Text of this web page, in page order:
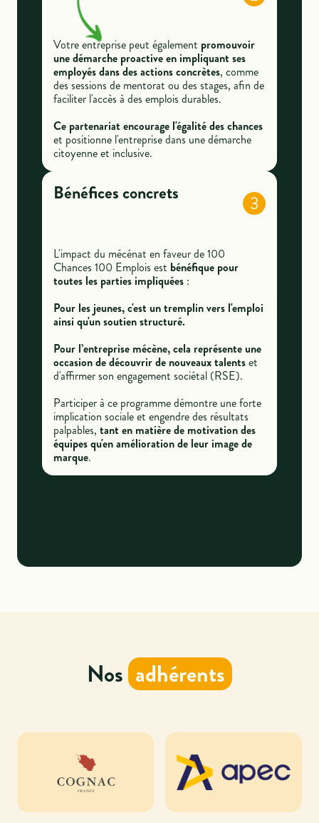
Votre entreprise peut également promouvoir
une démarche proactive en impliquant ses
employés dans des actions concrètes, comme
des sessions de mentorat ou des stages, afin de
faciliter l'accès à des emplois durables.
Ce partenariat encourage l'égalité des chances
et positionne l'entreprise dans une démarche
citoyenne et inclusive.
Bénéfices concrets 3
L'impact du mécénat en faveur de 100
Chances 100 Emplois est bénéfique pour
toutes les parties impliquées:
Pour les jeunes, c'est un tremplin vers l'emploi
ainsi qu'un soutien structuré.
Pour l’entreprise mécène, cela représente une
occasion de découvrir de nouveaux talentset
d'affirmer son engagement sociétal (RSE).
Participer à ce programme démontre une forte
implication sociale et engendre des résultats
palpables, tant en matière de motivation des
équipes qu'en amélioration de leur image de
marque.
Nos adhérents